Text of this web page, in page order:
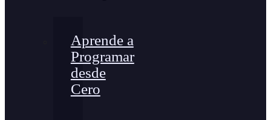
Aprende a
Programar
desde
Cero